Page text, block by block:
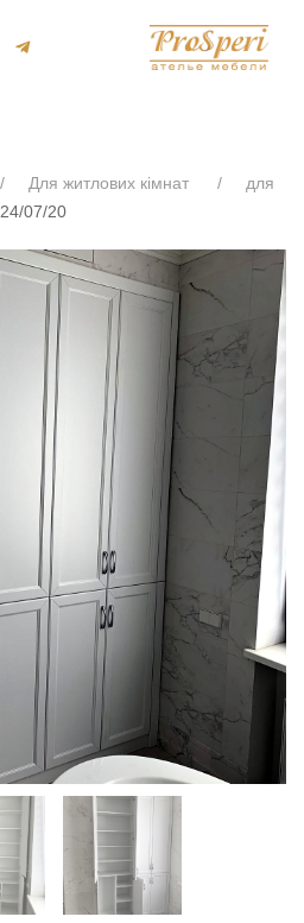
Для житлових кімнат
для
24/07/20